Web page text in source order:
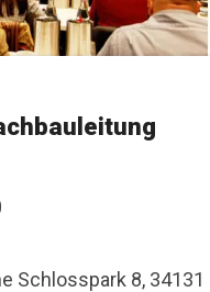
Schlosspark 8, 34131